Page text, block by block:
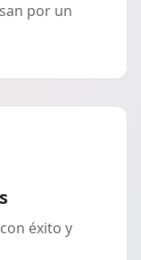
por un
éxito y